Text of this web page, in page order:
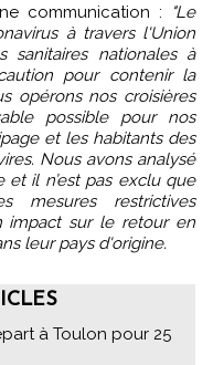
communication :
"Le
à travers l'Union
sanitaires nationales à
pour contenir la
opérons nos croisières
possible pour nos
et les habitants des
Nous avons analysé
il n’est pas exclu que
mesures restrictives
impact sur le retour en
leur pays d'origine.
à Toulon pour 25